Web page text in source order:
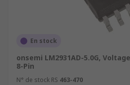
En stock
onsemi LM2931AD-5.0G,
8-Pin
N° de stock RS 463-470